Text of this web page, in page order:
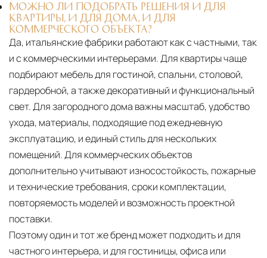
МОЖНО ЛИ ПОДОБРАТЬ РЕШЕНИЯ И ДЛЯ
КВАРТИРЫ, И ДЛЯ ДОМА, И ДЛЯ
КОММЕРЧЕСКОГО ОБЪЕКТА?
Да, итальянские фабрики работают как с частными, так
и с коммерческими интерьерами. Для квартиры чаще
подбирают мебель для гостиной, спальни, столовой,
гардеробной, а также декоративный и функциональный
свет. Для загородного дома важны масштаб, удобство
ухода, материалы, подходящие под ежедневную
эксплуатацию, и единый стиль для нескольких
помещений. Для коммерческих объектов
дополнительно учитывают износостойкость, пожарные
и технические требования, сроки комплектации,
повторяемость моделей и возможность проектной
поставки.
Поэтому один и тот же бренд может подходить и для
частного интерьера, и для гостиницы, офиса или